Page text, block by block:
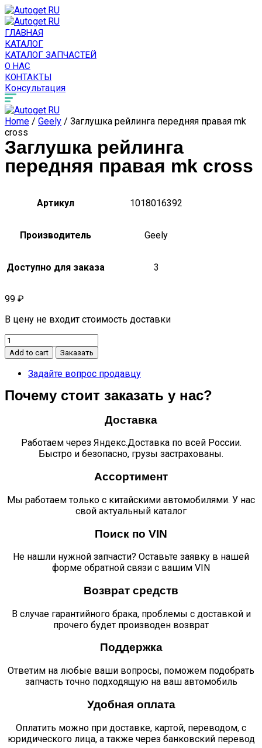
ГЛАВНАЯ
КАТАЛОГ
КАТАЛОГ ЗАПЧАСТЕЙ
О НАС
КОНТАКТЫ
Консультация
Home / Geely / Заглушка рейлинга передняя правая mk
cross
Заглушка рейлинга
передняя правая mk cross
Артикул 1018016392
Производитель Geely
Доступно для заказа 3
99 ₽
В цену не входит стоимость доставки
Заглушка
рейлинга
передняя
правая
cross
Add to cart Заказать
Задайте вопрос продавцу
Почему стоит заказать у нас?
Доставка
Работаем через Яндекс.Доставка по всей России.
Быстро и безопасно, грузы застрахованы.
Ассортимент
Мы работаем только с китайскими автомобилями. У нас
свой актуальный каталог
Поиск по VIN
Не нашли нужной запчасти? Оставьте заявку в нашей
форме обратной связи с вашим VIN
Возврат средств
В случае гарантийного брака, проблемы с доставкой и
прочего будет производен возврат
Поддержка
Ответим на любые ваши вопросы, поможем подобрать
запчасть точно подходящую на ваш автомобиль
Удобная оплата
Оплатить можно при доставке, картой, переводом, с
юридического лица, а также через банковский перевод